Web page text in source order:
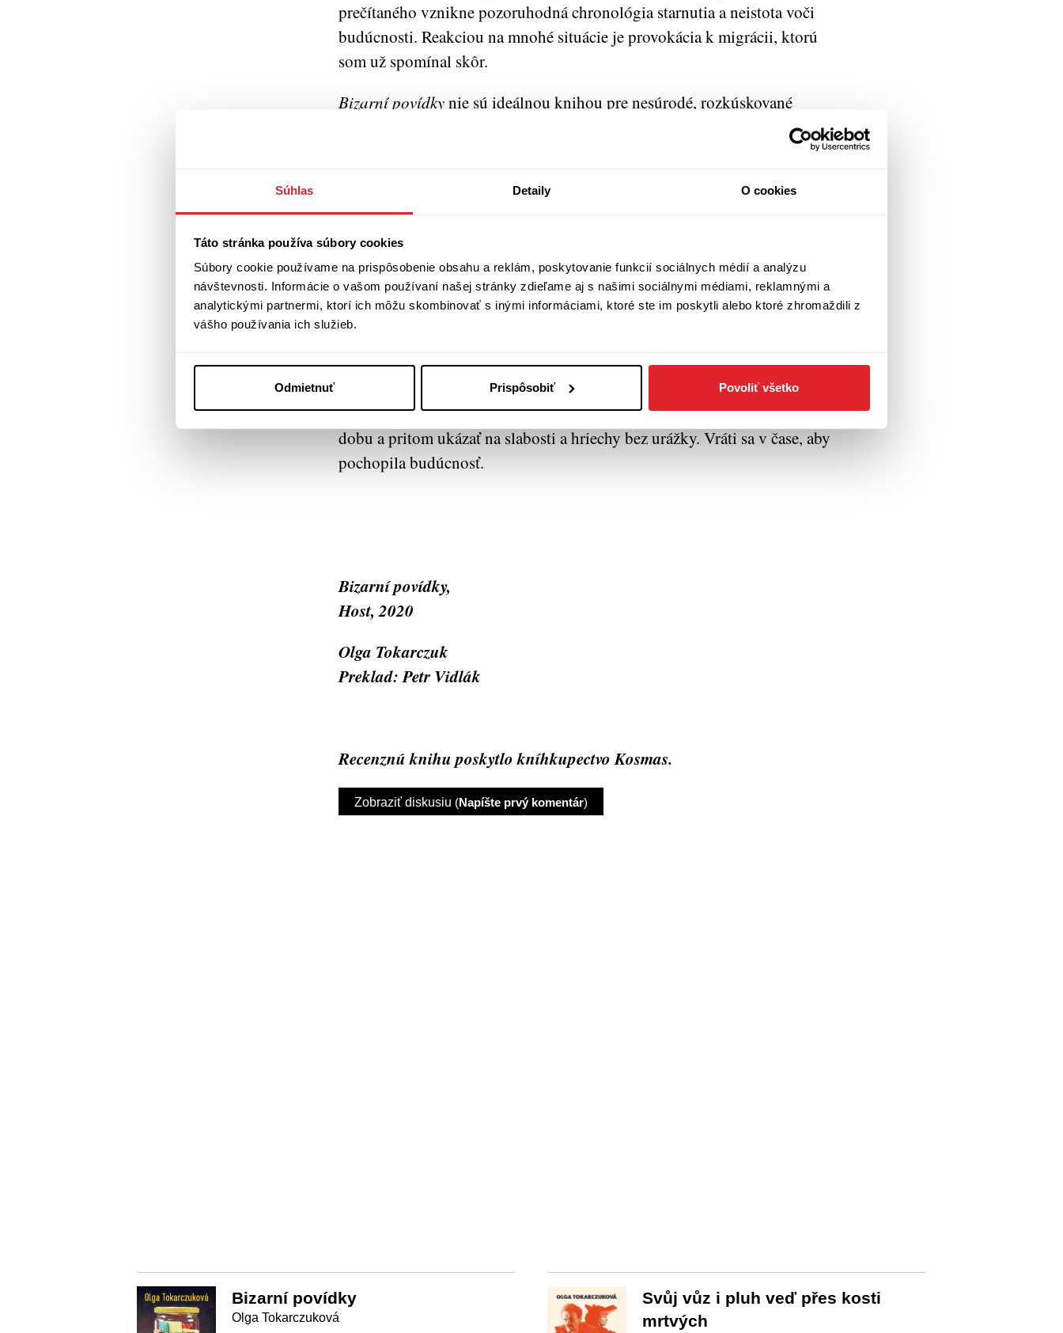
Súhlas Detaily O cookies
Táto stránka používa súbory cookies
Súbory cookie používame na prispôsobenie obsahu a reklám, poskytovanie funkcií sociálnych médií a analýzu
návštevnosti. Informácie o vašom používaní našej stránky zdieľame aj s našimi sociálnymi médiami, reklamnými a
analytickými partnermi, ktorí ich môžu skombinovať s inými informáciami, ktoré ste im poskytli alebo ktoré zhromaždili z
vášho používania ich služieb.
Odmietnuť Prispôsobiť Povoliť všetko
prečítaného vznikne pozoruhodná chronológia starnutia a neistota voči
budúcnosti. Reakciou na mnohé situácie je provokácia k migrácii, ktorú
som už spomínal skôr.
Bizarní povídkynie sú ideálnou knihou pre nesúrodé, rozkúskované
premenlivosti, ktorá tvorí najvýraznejší čitateľský pôžitok z literatúry
svojich bremenách historicky skúšané Poľsko nesie. V krátkych zážitkoch
nepohodlia, aké, aspoň teda vo mne, kniha vyvolala.
Obsesívne kontrolovanie bankového účtu, nadmerné množstvo zaváranín
staré desiatky rokov, narušené pohodlie intelektuálneho zájazdu,
poviedok Olgy Tokarczuk je spisovateľskou exhibíciou v najlepšom slova
zmysle. Má v sebe pokoru, nepopiera skúsenosť s koreňmi k akým patrí.
Poľsko si zaslúži hlas, aký má Tokarczuková. Dokáže vystihnúť modernú
dobu a pritom ukázať na slabosti a hriechy bez urážky. Vráti sa v čase, aby
pochopila budúcnosť.
Bizarní povídky,
Host, 2020
Olga Tokarczuk
Preklad: Petr Vidlák
Recenznú knihu poskytlo kníhkupectvo Kosmas.
Zobraziť diskusiu (Napíšte prvý komentár)
Bizarní povídky
Olga Tokarczuková
Svůj vůz i pluh veď přes kosti
mrtvých